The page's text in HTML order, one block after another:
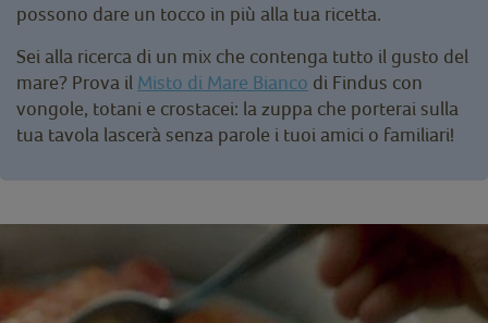
possono dare un tocco in più alla tua ricetta.
Sei alla ricerca di un mix che contenga tutto il gusto del
mare? Prova il Misto di Mare Bianco di Findus con
vongole, totani e crostacei: la zuppa che porterai sulla
tua tavola lascerà senza parole i tuoi amici o familiari!